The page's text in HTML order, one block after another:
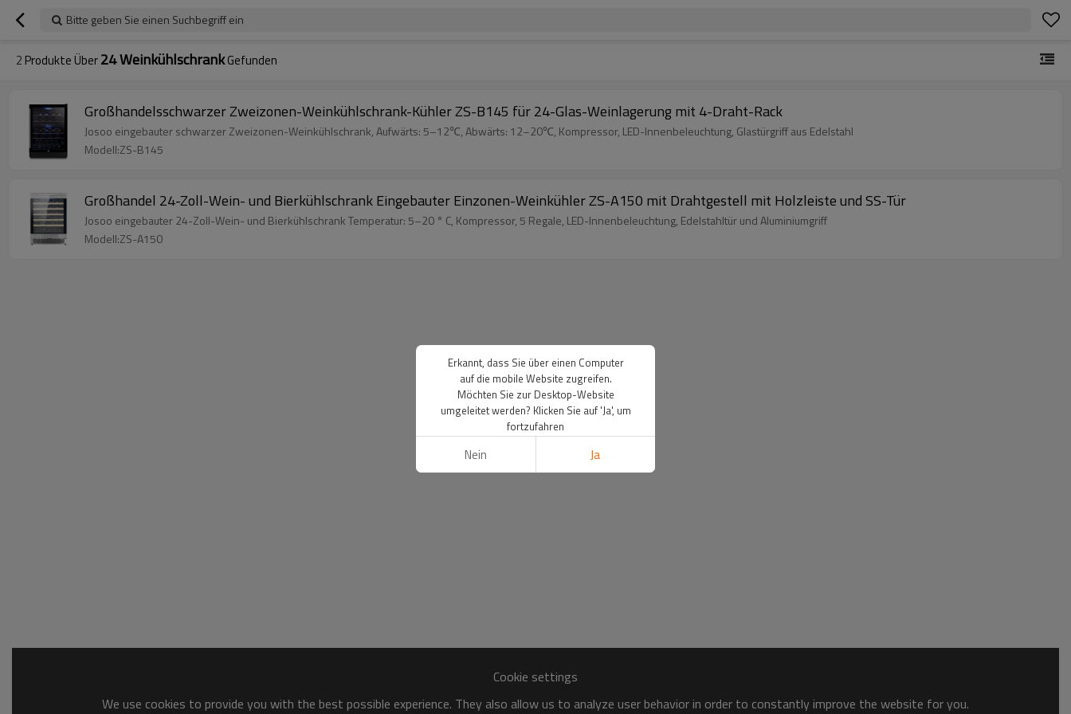
Bitte geben Sie einen Suchbegriff ein
2 Produkte Über24 WeinkühlschrankGefunden
Großhandelsschwarzer Zweizonen-Weinkühlschrank-Kühler ZS-B145 für 24-Glas-Weinlagerung mit 4-Draht-Rack
Josoo eingebauter schwarzer Zweizonen-Weinkühlschrank, Aufwärts: 5–12℃, Abwärts: 12–20℃, Kompressor, LED-Innenbeleuchtung, Glastürgriff aus Edelstahl
Modell:ZS-B145
Großhandel 24-Zoll-Wein- und Bierkühlschrank Eingebauter Einzonen-Weinkühler ZS-A150 mit Drahtgestell mit Holzleiste und SS-Tür
Josoo eingebauter 24-Zoll-Wein- und Bierkühlschrank Temperatur: 5–20 ° C, Kompressor, 5 Regale, LED-Innenbeleuchtung, Edelstahltür und Aluminiumgriff
Modell:ZS-A150
Cookie settings
We use cookies to provide you with the best possible experience. They also allow us to analyze user behavior in order to constantly improve the website for you.
Erkannt, dass Sie über einen Computer
auf die mobile Website zugreifen.
Möchten Sie zur Desktop-Website
umgeleitet werden? Klicken Sie auf 'Ja', um
fortzufahren
Nein Ja